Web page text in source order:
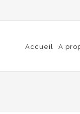
Accueil A